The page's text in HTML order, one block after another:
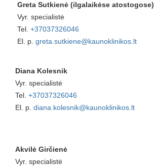
Greta Sutkienė (ilgalaikėse atostogose)
Vyr. specialistė
Tel. +37037326046
El. p. greta.sutkiene@kaunoklinikos.lt
Diana Kolesnik
Vyr. specialistė
Tel. +37037326046
El. p. diana.kolesnik@kaunoklinikos.lt
Akvilė Girčienė
Vyr. specialistė